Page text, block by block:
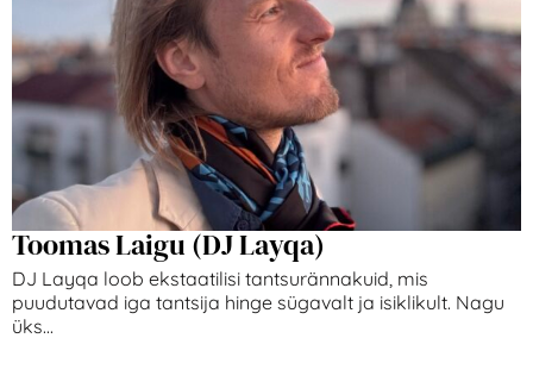
Toomas Laigu (DJ Layqa)
DJ Layqa loob ekstaatilisi tantsurännakuid, mis
puudutavad iga tantsija hinge sügavalt ja isiklikult. Nagu
üks...